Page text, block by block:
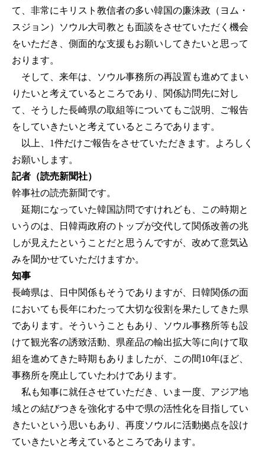
て、非常にキリスト教信者の多い韓国の廉洙政（ヨム・
スジョン）ソウル大司教とも面談をさせていただく機会
をいただき、側面的な支援もお願いしてきたいと思って
おります。
そして、来年は、ソウル事務所の再設置も進めてまい
りたいと考えているところであり、関係訪問先に対し
て、そうした長崎県の取組等についてもご説明、ご報告
をしていきたいと考えているところであります。
以上、1件だけご報告をさせていただきます。よろしく
お願いします。
記者（読売新聞社）
幹事社の読売新聞です。
延期になっていた韓国訪問ですけれども、この時期と
いうのは、日韓両政府のトップが交代して関係改善の兆
しが見えたということだと思うんですが、改めて意気込
みを聞かせていただけますか。
知事
長崎県は、日中関係もそうでありますが、日韓関係の面
においても長年にわたって大切な役割を果たしてきた県
であります。そういうこともあり、ソウル事務所等も設
けて観光客の誘致活動、県産品の輸出拡大等に向けて取
組を進めてきた時期もありましたが、この間10年ほど、
事務所を廃止していたわけであります。
私も知事に就任させていただき、いま一度、アジア地
域との結びつきを強化する中で県の活性化を目指してい
きたいという思いもあり、再度ソウルに活動拠点を設け
ていきたいと考えているところであります。